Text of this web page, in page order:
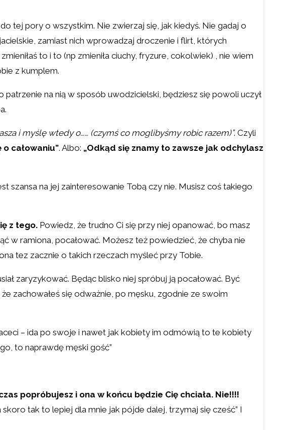
tej pory o wszystkim. Nie zwierzaj się, jak kiedyś. Nie gadaj o
zamiast nich wprowadzaj droczenie i flirt, których
to i to (np zmieniła ciuchy, fryzure, cokolwiek) , nie wiem
z kumplem.
patrzenie na nią w sposób uwodzicielski, będziesz się powoli uczył
i myślę wtedy o…… (czymś co moglibyśmy robic razem)”. Czyli
całowaniu”. Albo: „Odkąd się znamy to zawsze jak odchylasz
szansa na jej zainteresowanie Tobą czy nie. Musisz coś takiego
z tego. Powiedz, że trudno Ci się przy niej opanować, bo masz
w ramiona, pocałować. Możesz też powiedzieć, że chyba nie
tez zacznie o takich rzeczach myśleć przy Tobie.
zaryzykować. Będąc blisko niej spróbuj ją pocałować. Być
zachowałeś się odważnie, po męsku, zgodnie ze swoim
– ida po swoje i nawet jak kobiety im odmówią to te kobiety
to naprawdę męski gość”
popróbujesz i ona w końcu będzie Cię chciała. Nie!!!!
tak to lepiej dla mnie jak pójde dalej, trzymaj się cześć” I